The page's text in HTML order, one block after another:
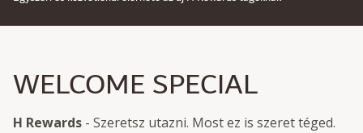
WELCOME SPECIAL
H Rewards - Szeretsz utazni. Most ez is szeret téged.